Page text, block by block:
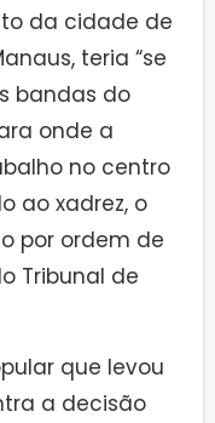
da cidade de
teria “se
bandas do
onde a
no centro
ao xadrez, o
por ordem de
Tribunal de
que levou
a decisão